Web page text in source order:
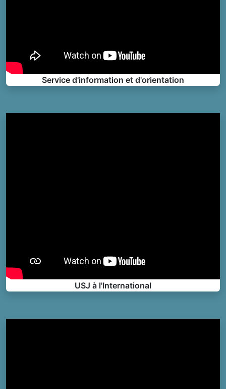
Service d'information et d'orientation
USJ à l'International